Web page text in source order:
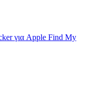
για Apple Find My